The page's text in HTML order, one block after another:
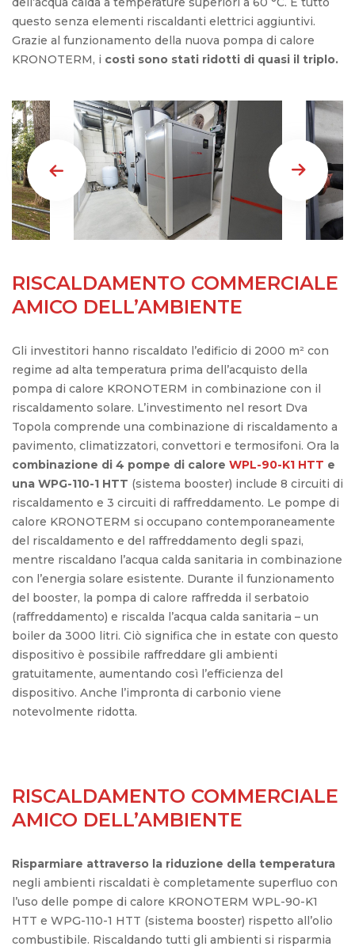
questo senza elementi riscaldanti elettrici aggiuntivi.
Grazie al funzionamento della nuova pompa di calore
KRONOTERM, i costi sono stati ridotti di quasi il triplo.
RISCALDAMENTO COMMERCIALE
AMICO DELL’AMBIENTE
Gli investitori hanno riscaldato l’edificio di 2000 m² con
regime ad alta temperatura prima dell’acquisto della
pompa di calore KRONOTERM in combinazione con il
riscaldamento solare. L’investimento nel resort Dva
Topola comprende una combinazione di riscaldamento a
pavimento, climatizzatori, convettori e termosifoni. Ora la
combinazione di 4 pompe di calore WPL-90-K1 HTT e
una WPG-110-1 HTT (sistema booster) include 8 circuiti di
riscaldamento e 3 circuiti di raffreddamento. Le pompe di
calore KRONOTERM si occupano contemporaneamente
del riscaldamento e del raffreddamento degli spazi,
mentre riscaldano l’acqua calda sanitaria in combinazione
con l’energia solare esistente. Durante il funzionamento
del booster, la pompa di calore raffredda il serbatoio
(raffreddamento) e riscalda l’acqua calda sanitaria – un
boiler da 3000 litri. Ciò significa che in estate con questo
dispositivo è possibile raffreddare gli ambienti
gratuitamente, aumentando così l’efficienza del
dispositivo. Anche l’impronta di carbonio viene
notevolmente ridotta.
RISCALDAMENTO COMMERCIALE
AMICO DELL’AMBIENTE
Risparmiare attraverso la riduzione della temperatura
negli ambienti riscaldati è completamente superfluo con
l’uso delle pompe di calore KRONOTERM WPL-90-K1
HTT e WPG-110-1 HTT (sistema booster) rispetto all’olio
combustibile. Riscaldando tutti gli ambienti si risparmia